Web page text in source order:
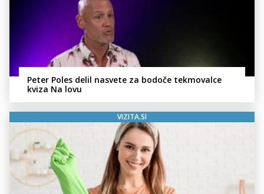
Peter Poles delil nasvete za bodoče tekmovalce
kviza Na lovu
VIZITA.SI